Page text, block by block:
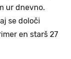
ur dnevno.
se določi
en starš 27